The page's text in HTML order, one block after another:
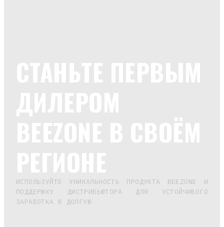
ИСПОЛЬЗУЙТЕ УНИКАЛЬНОСТЬ ПРОДУКТА BEEZONE И
ПОДДЕРЖКУ ДИСТРИБЬЮТОРА ДЛЯ УСТОЙЧИВОГО
ЗАРАБОТКА В ДОЛГУЮ